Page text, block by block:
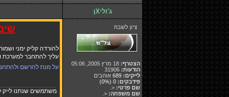
ג'וליXן
ציון לשבח
הצטרף:
הודעות:
לייקים: 689 אוהבים
פידבקים: 0
(0%)
שם פרטי: <.
שם משפחה: <.
להורדה קליק ימני
עליך להתחבר למערכת
על מנת להרשם
משתמשים שנתנו לייק